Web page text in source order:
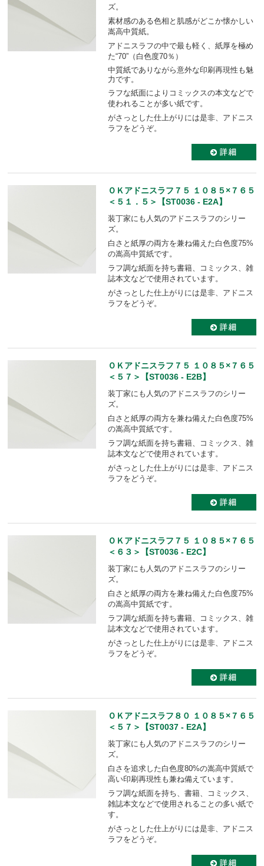
ズ。
素材感のある色相と肌感がどこか懐かしい
嵩高中質紙。
アドニスラフの中で最も軽く、紙厚を極め
た“70”（白色度70％）
中質紙でありながら意外な印刷再現性も魅
力です。
ラフな紙面によりコミックスの本文などで
使われることが多い紙です。
がさっとした仕上がりには是非、アドニス
ラフをどうぞ。
ＯＫアドニスラフ７５ １０８５×７６５
＜５１．５＞【ST0036 - E2A】
装丁家にも人気のアドニスラフのシリー
ズ。
白さと紙厚の両方を兼ね備えた白色度75%
の嵩高中質紙です。
ラフ調な紙面を持ち書籍、コミックス、雑
誌本文などで使用されています。
がさっとした仕上がりには是非、アドニス
ラフをどうぞ。
ＯＫアドニスラフ７５ １０８５×７６５
＜５７＞【ST0036 - E2B】
装丁家にも人気のアドニスラフのシリー
ズ。
白さと紙厚の両方を兼ね備えた白色度75%
の嵩高中質紙です。
ラフ調な紙面を持ち書籍、コミックス、雑
誌本文などで使用されています。
がさっとした仕上がりには是非、アドニス
ラフをどうぞ。
ＯＫアドニスラフ７５ １０８５×７６５
＜６３＞【ST0036 - E2C】
装丁家にも人気のアドニスラフのシリー
ズ。
白さと紙厚の両方を兼ね備えた白色度75%
の嵩高中質紙です。
ラフ調な紙面を持ち書籍、コミックス、雑
誌本文などで使用されています。
がさっとした仕上がりには是非、アドニス
ラフをどうぞ。
ＯＫアドニスラフ８０ １０８５×７６５
＜５７＞【ST0037 - E2A】
装丁家にも人気のアドニスラフのシリー
ズ。
白さを追求した白色度80%の嵩高中質紙で
高い印刷再現性も兼ね備えています。
ラフ調な紙面を持ち、書籍、コミックス、
雑誌本文などで使用されることの多い紙で
す。
がさっとした仕上がりには是非、アドニス
ラフをどうぞ。